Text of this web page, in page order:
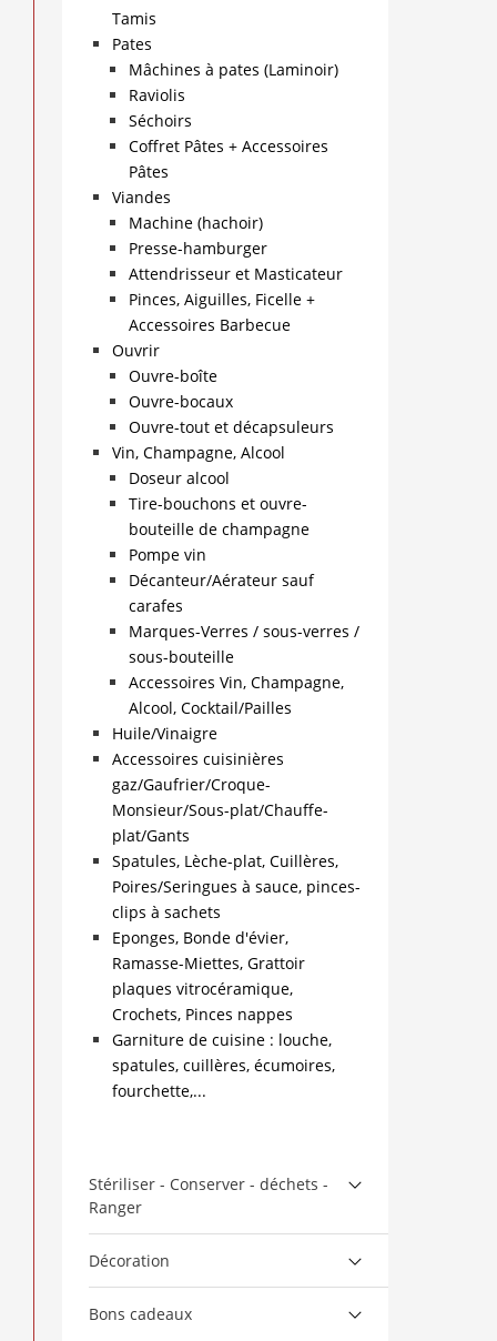
Tamis
Pates
Mâchines à pates (Laminoir)
Raviolis
Séchoirs
Coffret Pâtes + Accessoires
Pâtes
Viandes
Machine (hachoir)
Presse-hamburger
Attendrisseur et Masticateur
Pinces, Aiguilles, Ficelle +
Accessoires Barbecue
Ouvrir
Ouvre-boîte
Ouvre-bocaux
Ouvre-tout et décapsuleurs
Vin, Champagne, Alcool
Doseur alcool
Tire-bouchons et ouvre-
bouteille de champagne
Pompe vin
Décanteur/Aérateur sauf
carafes
Marques-Verres / sous-verres /
sous-bouteille
Accessoires Vin, Champagne,
Alcool, Cocktail/Pailles
Huile/Vinaigre
Accessoires cuisinières
gaz/Gaufrier/Croque-
Monsieur/Sous-plat/Chauffe-
plat/Gants
Spatules, Lèche-plat, Cuillères,
Poires/Seringues à sauce, pinces-
clips à sachets
Eponges, Bonde d'évier,
Ramasse-Miettes, Grattoir
plaques vitrocéramique,
Crochets, Pinces nappes
Garniture de cuisine : louche,
spatules, cuillères, écumoires,
fourchette,...
Stériliser - Conserver - déchets -
Ranger
Décoration
Bons cadeaux